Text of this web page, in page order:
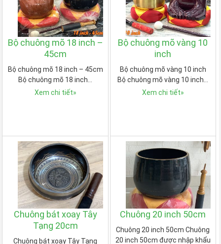
Bộ chuông mõ 18 inch –
45cm
Bộ chuông mõ 18 inch – 45cm
Bộ chuông mõ 18 inch…
Xem chi tiết»
Bộ chuông mõ vàng 10
inch
Bộ chuông mõ vàng 10 inch
Bộ chuông mõ vàng 10 inch…
Xem chi tiết»
Chuông bát xoay Tây
Tạng 20cm
Chuông bát xoay Tây Tạng
Chuông 20 inch 50cm
Chuông 20 inch 50cm Chuông
20 inch 50cm được nhập khẩu